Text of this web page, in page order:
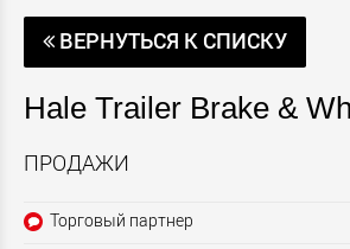
ВЕРНУТЬСЯ К СПИСКУ
Hale Trailer Brake &
ПРОДАЖИ
Торговый партнер